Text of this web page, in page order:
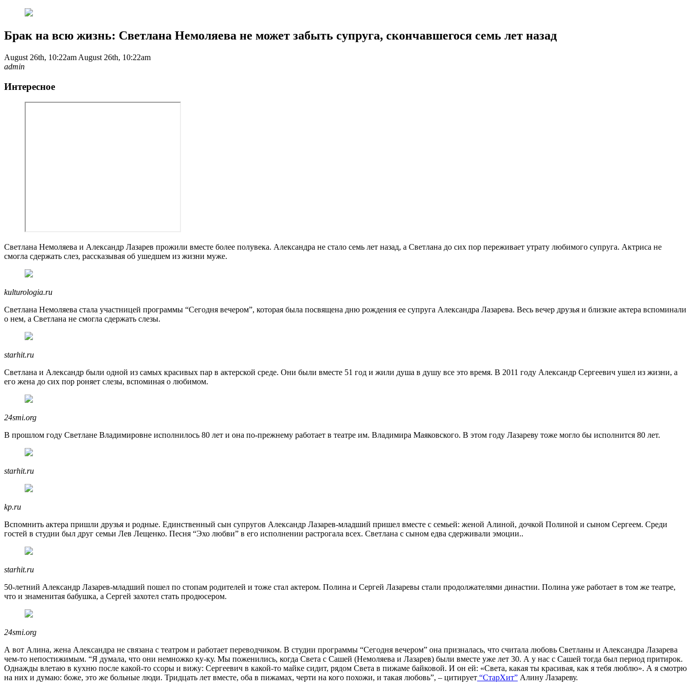
Брак на всю жизнь: Светлана Немоляева не может забыть супруга, скончавшегося семь лет назад
August 26th, 10:22am August 26th, 10:22am
admin
Интересное
Светлана Немоляева и Александр Лазарев прожили вместе более полувека. Александра не стало семь лет назад, а Светлана до сих пор переживает утрату любимого супруга. Актриса не
смогла сдержать слез, рассказывая об ушедшем из жизни муже.
kulturologia.ru
Светлана Немоляева стала участницей программы “Сегодня вечером”, которая была посвящена дню рождения ее супруга Александра Лазарева. Весь вечер друзья и близкие актера вспоминали
о нем, а Светлана не смогла сдержать слезы.
starhit.ru
Светлана и Александр были одной из самых красивых пар в актерской среде. Они были вместе 51 год и жили душа в душу все это время. В 2011 году Александр Сергеевич ушел из жизни, а
его жена до сих пор роняет слезы, вспоминая о любимом.
24smi.org
В прошлом году Светлане Владимировне исполнилось 80 лет и она по-прежнему работает в театре им. Владимира Маяковского. В этом году Лазареву тоже могло бы исполнится 80 лет.
starhit.ru
kp.ru
Вспомнить актера пришли друзья и родные. Единственный сын супругов Александр Лазарев-младший пришел вместе с семьей: женой Алиной, дочкой Полиной и сыном Сергеем. Среди
гостей в студии был друг семьи Лев Лещенко. Песня “Эхо любви” в его исполнении растрогала всех. Светлана с сыном едва сдерживали эмоции..
starhit.ru
50-летний Александр Лазарев-младший пошел по стопам родителей и тоже стал актером. Полина и Сергей Лазаревы стали продолжателями династии. Полина уже работает в том же театре,
что и знаменитая бабушка, а Сергей захотел стать продюсером.
24smi.org
А вот Алина, жена Александра не связана с театром и работает переводчиком. В студии программы “Сегодня вечером” она призналась, что считала любовь Светланы и Александра Лазарева
чем-то непостижимым. “Я думала, что они немножко ку-ку. Мы поженились, когда Света с Сашей (Немоляева и Лазарев) были вместе уже лет 30. А у нас с Сашей тогда был период притирок.
Однажды влетаю в кухню после какой-то ссоры и вижу: Сергеевич в какой-то майке сидит, рядом Света в пижаме байковой. И он ей: «Света, какая ты красивая, как я тебя люблю». А я смотрю
на них и думаю: боже, это же больные люди. Тридцать лет вместе, оба в пижамах, черти на кого похожи, и такая любовь”, – цитирует “СтарХит” Алину Лазареву.